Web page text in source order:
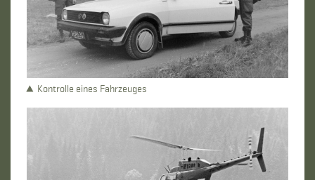
Kontrolle eines Fahrzeuges